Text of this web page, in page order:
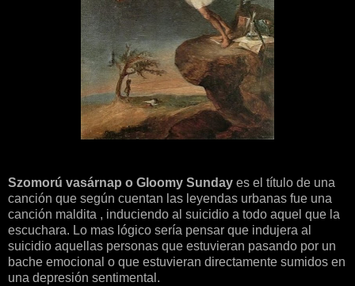
Szomorú vasárnap o Gloomy Sunday es el título de una
canción que según cuentan las leyendas urbanas fue una
canción maldita , induciendo al suicidio a todo aquel que la
escuchara. Lo mas lógico sería pensar que indujera al
suicidio aquellas personas que estuvieran pasando por un
bache emocional o que estuvieran directamente sumidos en
una depresión sentimental.